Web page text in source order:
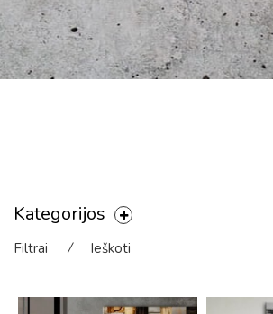
Kategorijos
Filtrai ⁄ Ieškoti